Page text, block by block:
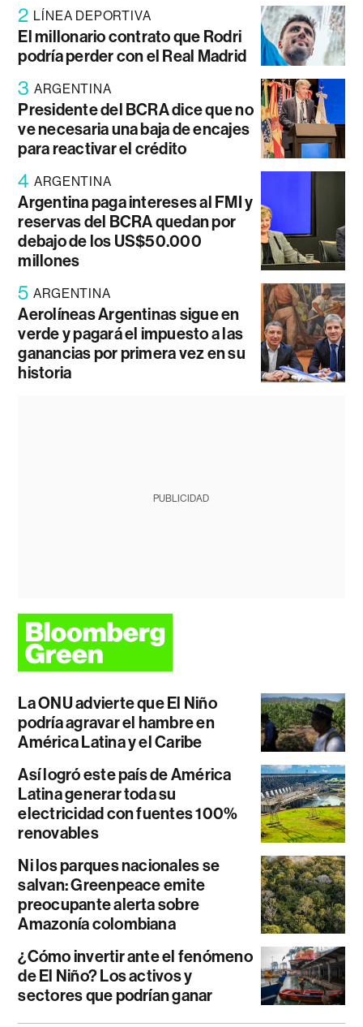
2 LÍNEA DEPORTIVA
El millonario contrato que Rodri
podría perder con el Real Madrid
3 ARGENTINA
Presidente del BCRA dice que no
ve necesaria una baja de encajes
para reactivar el crédito
4 ARGENTINA
Argentina paga intereses al FMI y
reservas del BCRA quedan por
debajo de los US$50.000
millones
5 ARGENTINA
Aerolíneas Argentinas sigue en
verde y pagará el impuesto a las
ganancias por primera vez en su
historia
PUBLICIDAD
La ONU advierte que El Niño
podría agravar el hambre en
América Latina y el Caribe
Así logró este país de América
Latina generar toda su
electricidad con fuentes 100%
renovables
Ni los parques nacionales se
salvan: Greenpeace emite
preocupante alerta sobre
Amazonía colombiana
¿Cómo invertir ante el fenómeno
de El Niño? Los activos y
sectores que podrían ganar